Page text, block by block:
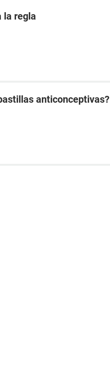
la regla
anticonceptivas?